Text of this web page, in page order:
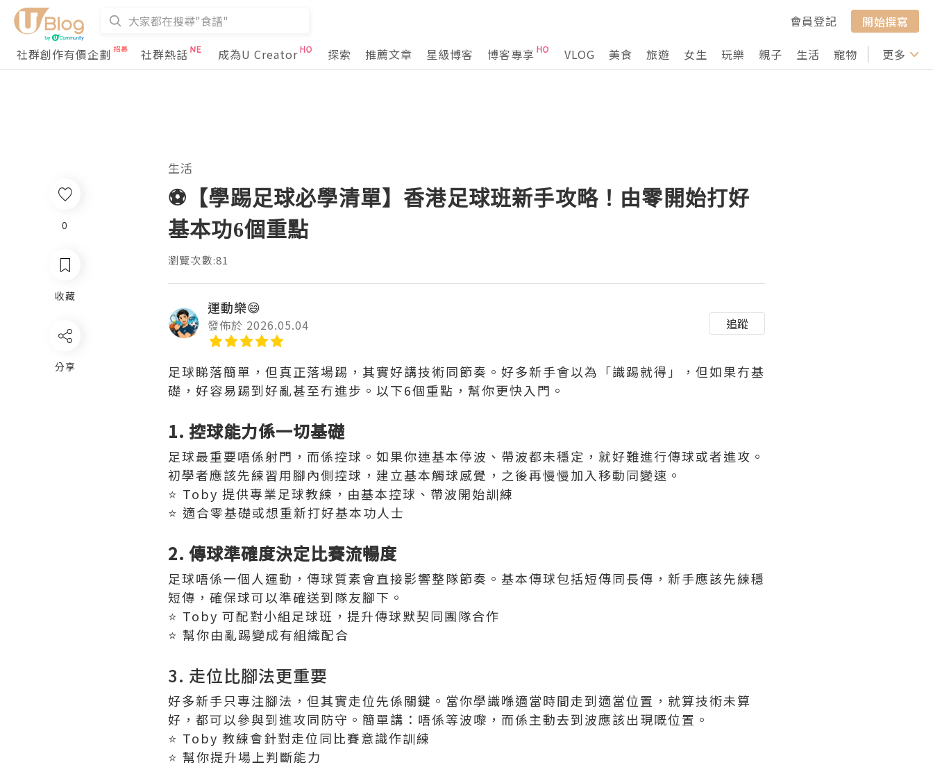
會員登記
開始撰寫
社群創作有價企劃
社群熱話 成為U Creator 探索 推薦文章 星級博客 博客專享 VLOG 美食 旅遊 女生 玩樂 親子 生活 寵物 行山 打卡
更多
生活
⚽️【學踢足球必學清單】香港足球班新手攻略！由零開始打好
基本功6個重點
瀏覽次數:81
運動樂😄
發佈於 2026.05.04 追蹤
足球睇落簡單，但真正落場踢，其實好講技術同節奏。好多新手會以為「識踢就得」，但如果冇基
礎，好容易踢到好亂甚至冇進步。以下6個重點，幫你更快入門。
1. 控球能力係一切基礎
足球最重要唔係射門，而係控球。如果你連基本停波、帶波都未穩定，就好難進行傳球或者進攻。
初學者應該先練習用腳內側控球，建立基本觸球感覺，之後再慢慢加入移動同變速。
⭐️ Toby 提供專業足球教練，由基本控球、帶波開始訓練
⭐️ 適合零基礎或想重新打好基本功人士
2. 傳球準確度決定比賽流暢度
足球唔係一個人運動，傳球質素會直接影響整隊節奏。基本傳球包括短傳同長傳，新手應該先練穩
短傳，確保球可以準確送到隊友腳下。
⭐️ Toby 可配對小組足球班，提升傳球默契同團隊合作
⭐️ 幫你由亂踢變成有組織配合
3. 走位比腳法更重要
好多新手只專注腳法，但其實走位先係關鍵。當你學識喺適當時間走到適當位置，就算技術未算
好，都可以參與到進攻同防守。簡單講：唔係等波嚟，而係主動去到波應該出現嘅位置。
⭐️ Toby 教練會針對走位同比賽意識作訓練
⭐️ 幫你提升場上判斷能力
0
收藏
分享